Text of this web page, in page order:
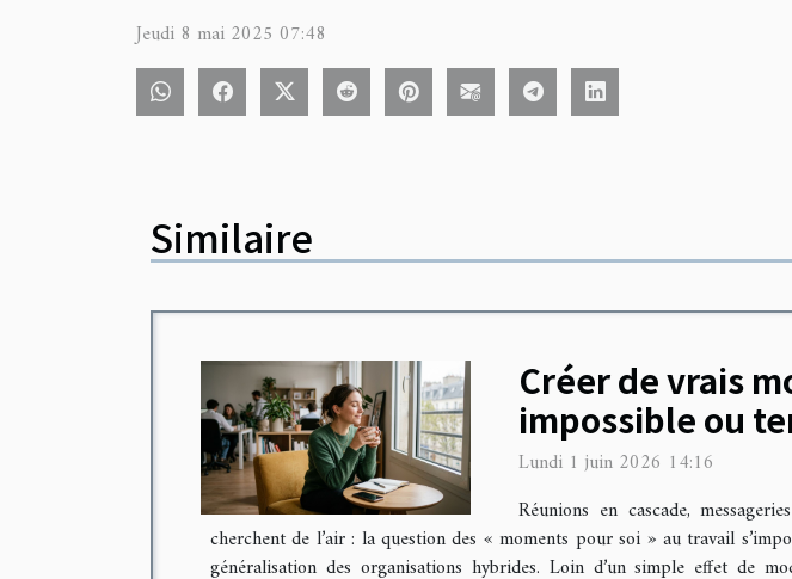
Jeudi 8 mai 2025 07:48
Similaire
Créer de vrais
impossible ou
Lundi 1 juin 2026 14:16
Réunions en cascade,
cherchent de l’air : la question des « moments pour soi » au travail
généralisation des organisations hybrides. Loin d’un simple effet de